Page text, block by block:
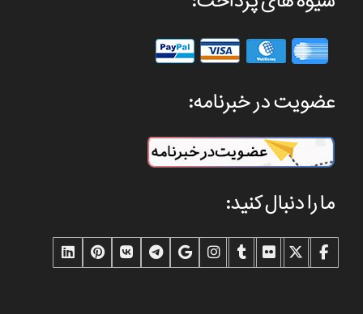
عضویت در خبرنامه:
ما را دنبال کنید: